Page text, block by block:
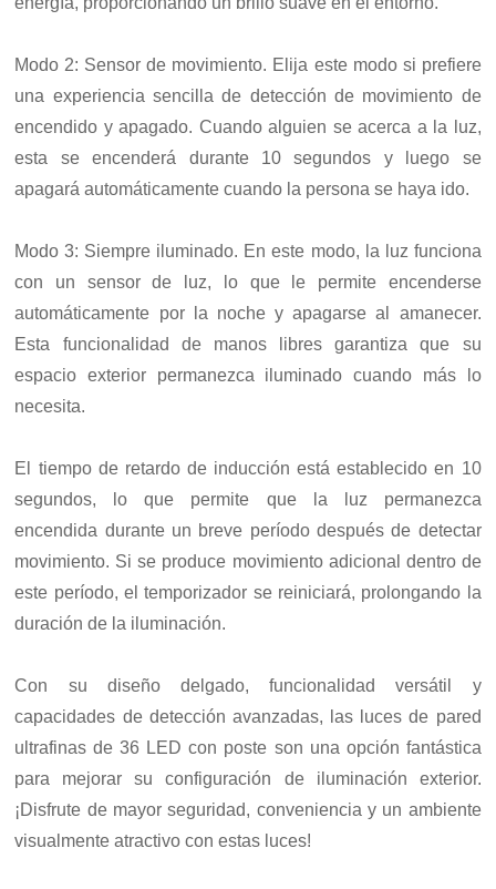
Modo 2: Sensor de movimiento. Elija este modo si prefiere
una experiencia sencilla de detección de movimiento de
encendido y apagado. Cuando alguien se acerca a la luz,
esta se encenderá durante 10 segundos y luego se
apagará automáticamente cuando la persona se haya ido.
Modo 3: Siempre iluminado. En este modo, la luz funciona
con un sensor de luz, lo que le permite encenderse
automáticamente por la noche y apagarse al amanecer.
Esta funcionalidad de manos libres garantiza que su
espacio exterior permanezca iluminado cuando más lo
necesita.
El tiempo de retardo de inducción está establecido en 10
segundos, lo que permite que la luz permanezca
encendida durante un breve período después de detectar
movimiento. Si se produce movimiento adicional dentro de
este período, el temporizador se reiniciará, prolongando la
duración de la iluminación.
Con su diseño delgado, funcionalidad versátil y
capacidades de detección avanzadas, las luces de pared
ultrafinas de 36 LED con poste son una opción fantástica
para mejorar su configuración de iluminación exterior.
¡Disfrute de mayor seguridad, conveniencia y un ambiente
visualmente atractivo con estas luces!